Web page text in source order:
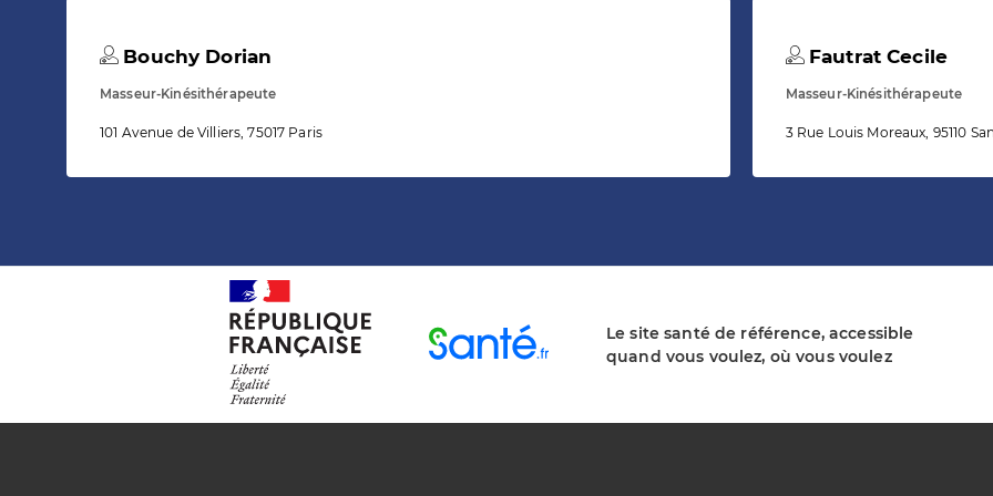
Bouchy Dorian
Masseur-Kinésithérapeute
101 Avenue de Villiers, 75017 Paris
Fautrat Cecile
Masseur-Kinésithérapeute
3 Rue Louis Moreaux, 95110
Le site santé de référence, accessible
quand vous voulez, où vous voulez